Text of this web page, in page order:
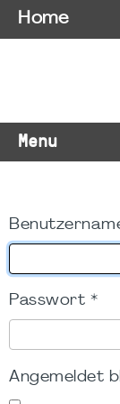
Menu
Passwort *
Angemeldet
Home